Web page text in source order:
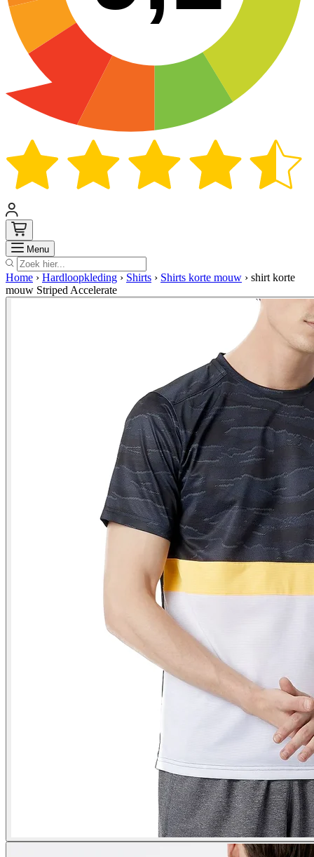
Menu Zoek
Home › Hardloopkleding › Shirts › Shirts korte mouw › shirt korte
mouw Striped Accelerate